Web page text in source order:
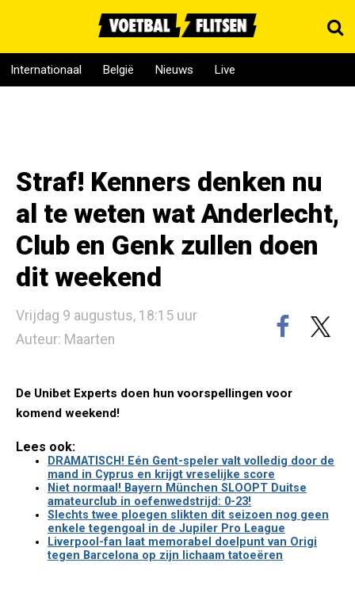
Internationaal België Nieuws Live
Straf! Kenners denken nu
al te weten wat Anderlecht,
Club en Genk zullen doen
dit weekend
Vrijdag 9 augustus, 18:15 uur
Auteur: Maarten
De Unibet Experts doen hun voorspellingen voor
komend weekend!
Lees ook:
DRAMATISCH! Eén Gent-speler valt volledig door de
mand in Cyprus en krijgt vreselijke score
Niet normaal! Bayern München SLOOPT Duitse
amateurclub in oefenwedstrijd: 0-23!
Slechts twee ploegen slikten dit seizoen nog geen
enkele tegengoal in de Jupiler Pro League
Liverpool-fan laat memorabel doelpunt van Origi
tegen Barcelona op zijn lichaam tatoeëren